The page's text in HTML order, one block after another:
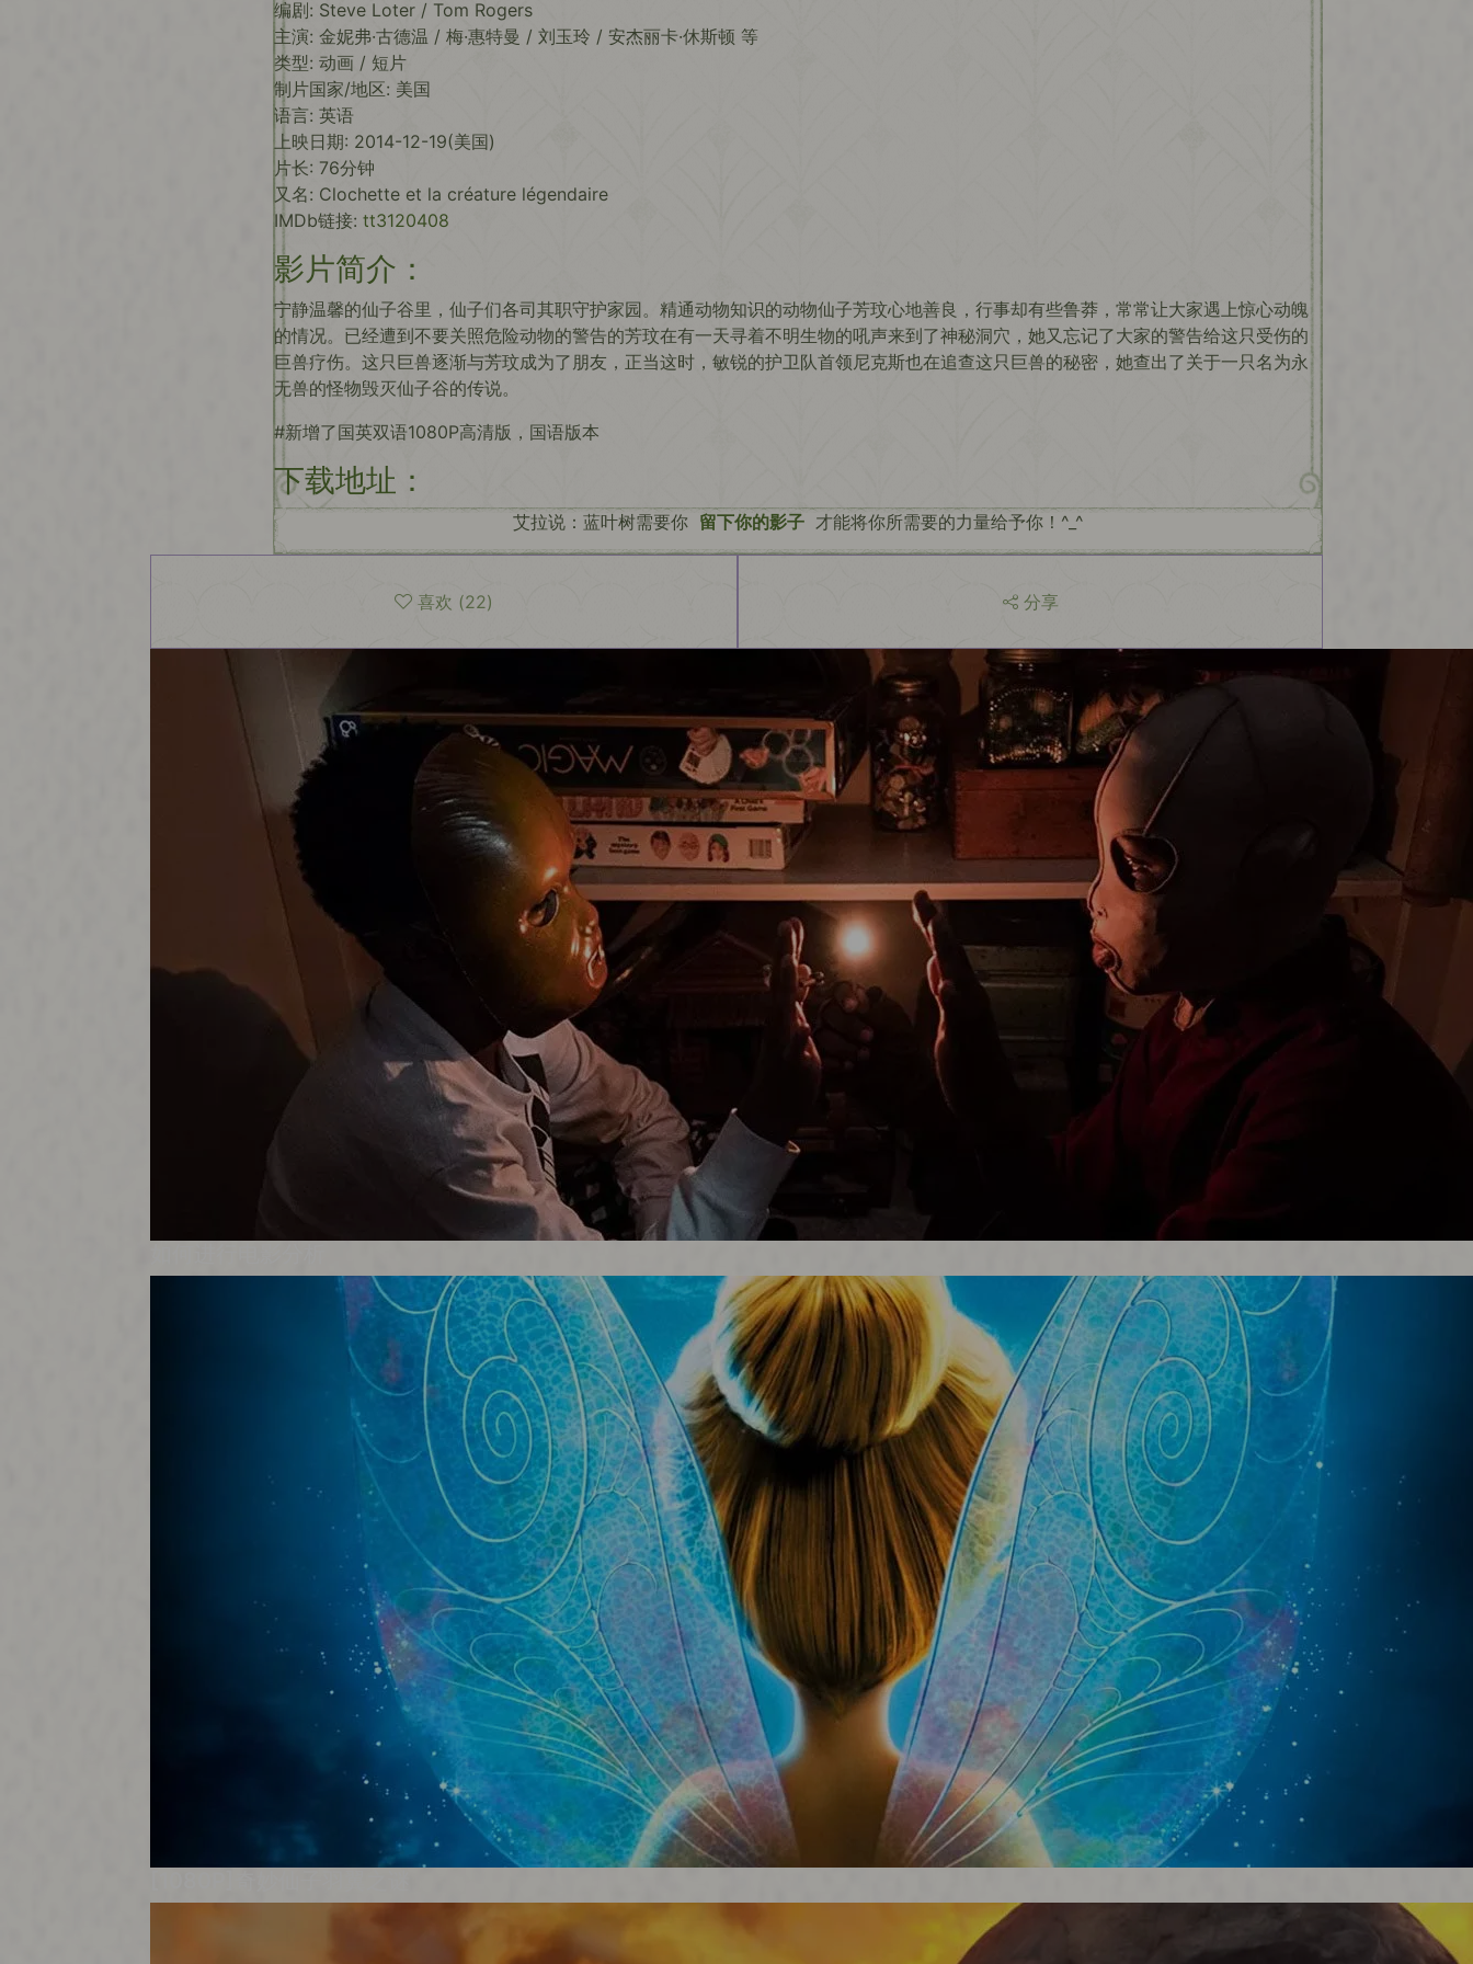
编剧: Steve Loter / Tom Rogers
主演: 金妮弗·古德温 / 梅·惠特曼 / 刘玉玲 / 安杰丽卡·休斯顿 等
类型: 动画 / 短片
制片国家/地区: 美国
语言: 英语
上映日期: 2014-12-19(美国)
片长: 76分钟
又名: Clochette et la créature légendaire
IMDb链接: tt3120408
影片简介：
宁静温馨的仙子谷里，仙子们各司其职守护家园。精通动物知识的动物仙子芳玟心地善良，行事却有些鲁莽，常常让大家遇上惊心动魄
的情况。已经遭到不要关照危险动物的警告的芳玟在有一天寻着不明生物的吼声来到了神秘洞穴，她又忘记了大家的警告给这只受伤的
巨兽疗伤。这只巨兽逐渐与芳玟成为了朋友，正当这时，敏锐的护卫队首领尼克斯也在追查这只巨兽的秘密，她查出了关于一只名为永
无兽的怪物毁灭仙子谷的传说。
#新增了国英双语1080P高清版，国语版本
下载地址：
艾拉说：蓝叶树需要你 留下你的影子 才能将你所需要的力量给予你！^_^
喜欢 (22) 分享